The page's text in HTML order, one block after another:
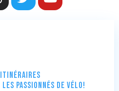
itinéraires
passionnés de vélo!